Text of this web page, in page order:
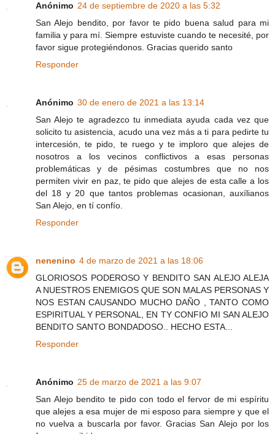
Anónimo 24 de septiembre de 2020 a las 5:32
San Alejo bendito, por favor te pido buena salud para mi
familia y para mí. Siempre estuviste cuando te necesité, por
favor sigue protegiéndonos. Gracias querido santo
Responder
Anónimo 30 de enero de 2021 a las 13:14
San Alejo te agradezco tu inmediata ayuda cada vez que
solicito tu asistencia, acudo una vez más a ti para pedirte tu
intercesión, te pido, te ruego y te imploro que alejes de
nosotros a los vecinos conflictivos a esas personas
problemáticas y de pésimas costumbres que no nos
permiten vivir en paz, te pido que alejes de esta calle a los
del 18 y 20 que tantos problemas ocasionan, auxílianos
San Alejo, en tí confío.
Responder
nenenino 4 de marzo de 2021 a las 18:06
GLORIOSOS PODEROSO Y BENDITO SAN ALEJO ALEJA
A NUESTROS ENEMIGOS QUE SON MALAS PERSONAS Y
NOS ESTAN CAUSANDO MUCHO DAÑO , TANTO COMO
ESPIRITUAL Y PERSONAL, EN TY CONFIO MI SAN ALEJO
BENDITO SANTO BONDADOSO.. HECHO ESTA...
Responder
Anónimo 25 de marzo de 2021 a las 9:07
San Alejo bendito te pido con todo el fervor de mi espíritu
que alejes a esa mujer de mi esposo para siempre y que el
no vuelva a buscarla por favor. Gracias San Alejo por los